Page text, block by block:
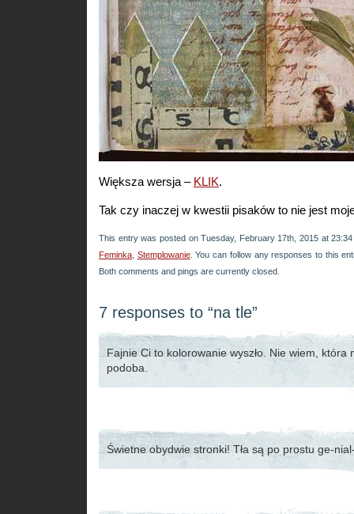
Większa wersja – KLIK.
Tak czy inaczej w kwestii pisaków to nie jest
This entry was posted on Tuesday, February 17th, 2015 at
Feminka Stemplowanie. You can follow any responses to this
Both comments and pings are currently closed.
7 responses to “na tle”
Fajnie Ci to kolorowanie wyszło. Nie wiem, która
podoba.
Świetne obydwie stronki! Tła są po prostu ge-